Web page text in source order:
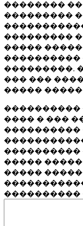
��������
���������
���������
�����
����������
���������.
��� ���
�����
����������
���� � ���
����������
����������
�����
�����
����������